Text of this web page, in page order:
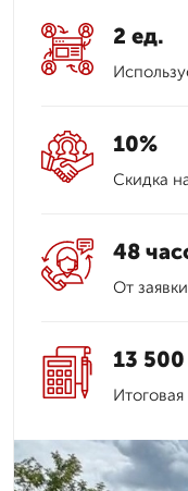
2 ед.
10%
Скидка
48
От
13 500